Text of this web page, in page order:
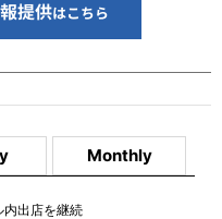
Monthly
内出店を継続